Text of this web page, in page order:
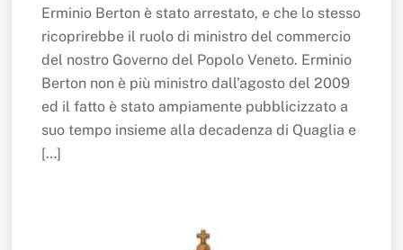
Erminio Berton è stato arrestato, e che lo stesso
ricoprirebbe il ruolo di ministro del commercio
del nostro Governo del Popolo Veneto. Erminio
Berton non è più ministro dall’agosto del 2009
ed il fatto è stato ampiamente pubblicizzato a
suo tempo insieme alla decadenza di Quaglia e
[…]